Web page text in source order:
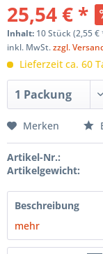
25,54 € *
Inhalt: 10 Stück (2,55
inkl. MwSt.zzgl.
Lieferzeit ca. 60
Merken
Artikel-Nr.:
Artikelgewicht:
Beschreibung
mehr